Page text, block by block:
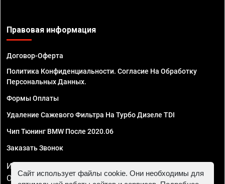
Правовая информация
Договор-Оферта
Политика Конфиденциальности. Согласие На Обработку
Персональных Данных.
Формы Оплаты
Удаление Сажевого Фильтра На Турбо Дизеле TDI
Чип Тюнинг BMW После 2020.06
Заказать Звонок
ИП Смирнов Георгий Павлович. ИНН 781302555843,
ОГРНИП 324470400032610
Сайт использует файлы cookie. Они необходимы для